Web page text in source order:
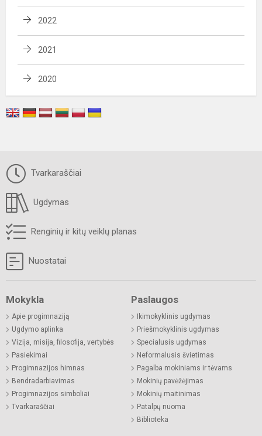
2022
2021
2020
Tvarkaraščiai
Ugdymas
Renginių ir kitų veiklų planas
Nuostatai
Mokykla
Apie progimnaziją
Ugdymo aplinka
Vizija, misija, filosofija, vertybės
Pasiekimai
Progimnazijos himnas
Bendradarbiavimas
Progimnazijos simboliai
Tvarkaraščiai
Paslaugos
Ikimokyklinis ugdymas
Priešmokyklinis ugdymas
Specialusis ugdymas
Neformalusis švietimas
Pagalba mokiniams ir tėvams
Mokinių pavėžėjimas
Mokinių maitinimas
Patalpų nuoma
Biblioteka